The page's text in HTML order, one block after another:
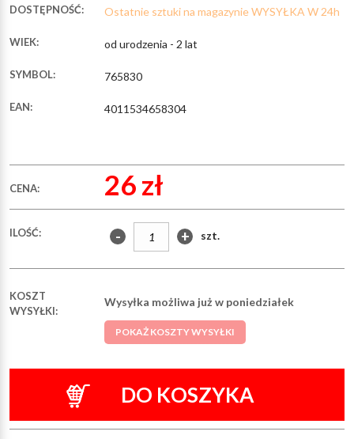
DOSTĘPNOŚĆ: Ostatnie sztuki na magazynie WYSYŁKA W 24h
WIEK: od urodzenia - 2 lat
SYMBOL: 765830
EAN: 4011534658304
CENA: 26 zł
ILOŚĆ: - + szt.
KOSZT
WYSYŁKI:
Wysyłka możliwa już w poniedziałek
POKAŻ KOSZTY WYSYŁKI
DO KOSZYKA